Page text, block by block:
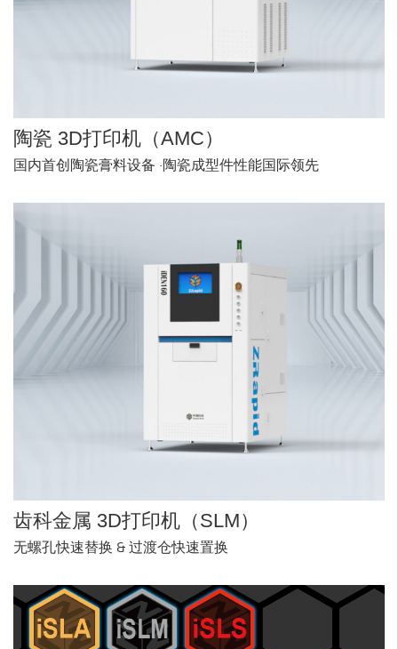
陶瓷 3D打印机（AMC）
国内首创 陶瓷膏料设备 ·陶瓷成型件性能国际领先
齿科金属 3D打印机（SLM）
无螺孔快速替换 & 过渡仓快速置换